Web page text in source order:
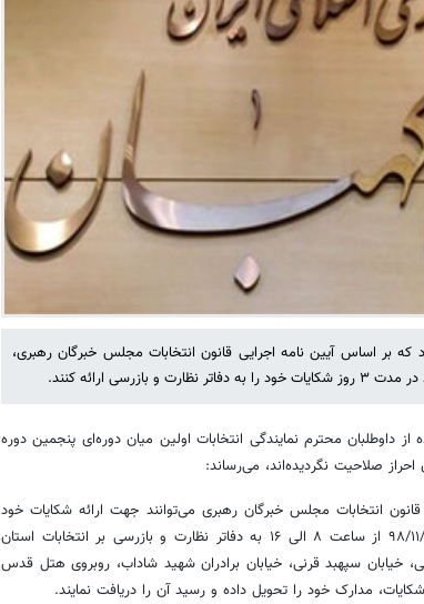
در اطلاعیه شماره ۴ اعلام کرد که بر اساس آیین نامه اجرایی قانون انتخابات مجلس خبرگان رهبری،
ارائه کنند.
داوطلبان محترم نمایندگی انتخابات اولین میان‌ دوره‌ای پنجمین دوره
صلاحیت نگردیده‌اند، می‌رساند:
آیین نامه اجرایی قانون انتخابات مجلس خبرگان رهبری می‌توانند جهت ارائه شکایات خود
ظرف مدت ۳ روز از تاریخ ۹۸/۱۱/۰۳ الی ۹۸/۱۱/۰۵ از ساعت ۸ الی ۱۶ به دفاتر نظارت و بازرسی بر انتخابات استان
خیابان سپهبد قرنی، خیابان برادران شهید شاداب، روبروی هتل قدس
مدارک خود را تحویل داده و رسید آن را دریافت نمایند.